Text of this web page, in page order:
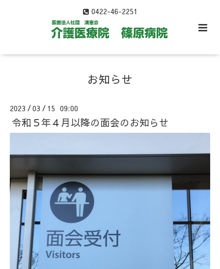
0422-46-2251
お知らせ
2023 /03 / 15 09:00
令和５年４月以降の面会のお知らせ